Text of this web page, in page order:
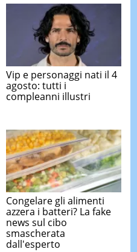
Vip e personaggi nati il 4
agosto: tutti i
compleanni illustri
Congelare gli alimenti
azzera i batteri? La fake
news sul cibo
smascherata
dall'esperto